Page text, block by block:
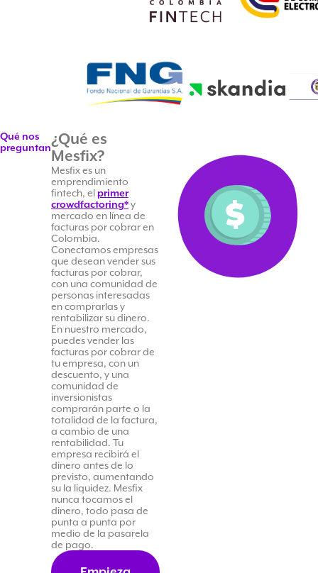
Qué nos
preguntan¿Qué es
Mesfix?
Mesfix es un
emprendimiento
fintech, el primer
crowdfactoring*y
mercado en línea de
facturas por cobrar en
Colombia.
Conectamos empresas
que desean vender sus
facturas por cobrar,
con una comunidad de
personas interesadas
en comprarlas y
rentabilizar su dinero.
En nuestro mercado,
puedes vender las
facturas por cobrar de
tu empresa, con un
descuento, y una
comunidad de
inversionistas
comprarán parte o la
totalidad de la factura,
a cambio de una
rentabilidad. Tu
empresa recibirá el
dinero antes de lo
previsto, aumentando
su la liquidez. Mesfix
nunca tocamos el
dinero, todo pasa de
punta a punta por
medio de la pasarela
de pago.